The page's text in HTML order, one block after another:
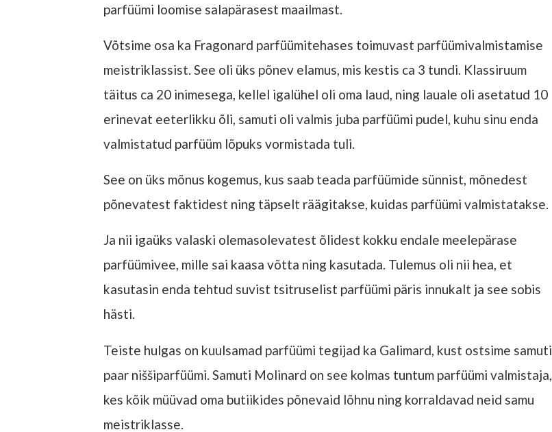
parfüümi loomise salapärasest maailmast.
Võtsime osa ka Fragonard parfüümitehases toimuvast parfüümivalmistamise
meistriklassist. See oli üks põnev elamus, mis kestis ca 3 tundi. Klassiruum
täitus ca 20 inimesega, kellel igalühel oli oma laud, ning lauale oli asetatud 10
erinevat eeterlikku õli, samuti oli valmis juba parfüümi pudel, kuhu sinu enda
valmistatud parfüüm lõpuks vormistada tuli.
See on üks mõnus kogemus, kus saab teada parfüümide sünnist, mõnedest
põnevatest faktidest ning täpselt räägitakse, kuidas parfüümi valmistatakse.
Ja nii igaüks valaski olemasolevatest õlidest kokku endale meelepärase
parfüümivee, mille sai kaasa võtta ning kasutada. Tulemus oli nii hea, et
kasutasin enda tehtud suvist tsitruselist parfüümi päris innukalt ja see sobis
hästi.
Teiste hulgas on kuulsamad parfüümi tegijad ka Galimard, kust ostsime samuti
paar niššiparfüümi. Samuti Molinard on see kolmas tuntum parfüümi valmistaja,
kes kõik müüvad oma butiikides põnevaid lõhnu ning korraldavad neid samu
meistriklasse.